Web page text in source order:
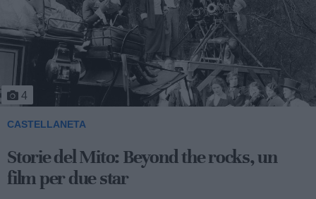
4
CASTELLANETA
Storie del Mito: Beyond the rocks, un
film per due star